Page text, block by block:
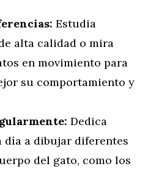
Estudia
alta calidad o mira
en movimiento para
su comportamiento y
Dedica
día a dibujar diferentes
del gato, como los